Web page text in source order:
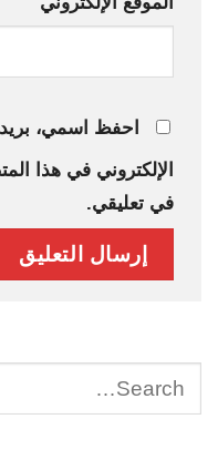
احفظ اسمي،
الإلكتروني في هذا
في تعليقي.